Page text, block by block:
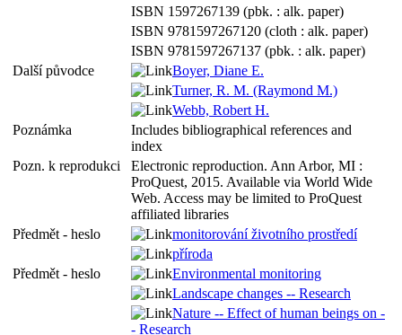
ISBN 1597267139 (pbk. : alk. paper)
ISBN 9781597267120 (cloth : alk. paper)
ISBN 9781597267137 (pbk. : alk. paper)
Další původce
Boyer, Diane E.
Turner, R. M. (Raymond M.)
Webb, Robert H.
Poznámka
Includes bibliographical references and
index
Pozn. k reprodukci
Electronic reproduction. Ann Arbor, MI :
ProQuest, 2015. Available via World Wide
Web. Access may be limited to ProQuest
affiliated libraries
Předmět - heslo
monitorování životního prostředí
příroda
Předmět - heslo
Environmental monitoring
Landscape changes -- Research
Nature -- Effect of human beings on -
- Research